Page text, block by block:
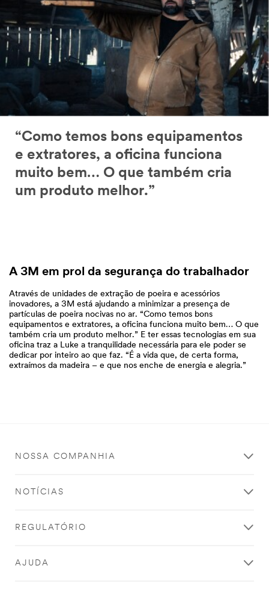
“Como temos bons equipamentos
e extratores, a oficina funciona
muito bem… O que também cria
um produto melhor.”
A 3M em prol da segurança do trabalhador
Através de unidades de extração de poeira e acessórios
inovadores, a 3M está ajudando a minimizar a presença de
partículas de poeira nocivas no ar. “Como temos bons
equipamentos e extratores, a oficina funciona muito bem… O que
também cria um produto melhor.” E ter essas tecnologias em sua
oficina traz a Luke a tranquilidade necessária para ele poder se
dedicar por inteiro ao que faz. “É a vida que, de certa forma,
extraímos da madeira – e que nos enche de energia e alegria.”
NOSSA COMPANHIA
NOTÍCIAS
REGULATÓRIO
AJUDA